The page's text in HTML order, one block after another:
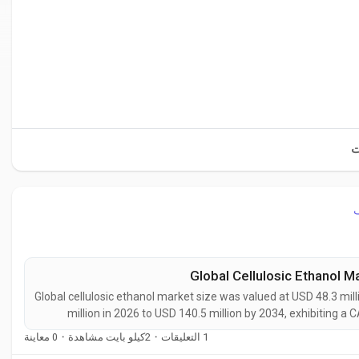
Global Cellulosic Ethanol
Global cellulosic ethanol market size was valued at USD 48.3
million in 2026 to USD 140.5 million by 2034, exhibiting a
ethanol is an advanced second-generation biofuel that
1 التعليقات · 2كيلو بايت مشاهدة · 0 معاينة